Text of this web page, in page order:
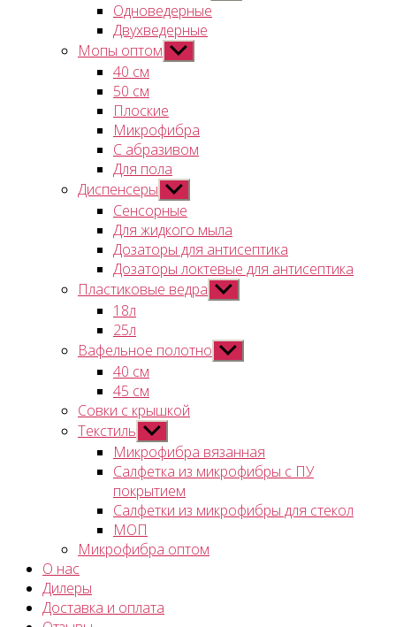
подменю
Одноведерные
Двухведерные
Мопы оптом Показывать
подменю
40 см
50 см
Плоские
Микрофибра
С абразивом
Для пола
Диспенсеры Показывать
подменю
Сенсорные
Для жидкого мыла
Дозаторы для антисептика
Дозаторы локтевые для антисептика
Пластиковые ведра Показывать
подменю
18л
25л
Вафельное полотно Показывать
подменю
40 см
45 см
Совки с крышкой
Текстиль Показывать
подменю
Микрофибра вязанная
Салфетка из микрофибры с ПУ
покрытием
Салфетки из микрофибры для стекол
МОП
Микрофибра оптом
О нас
Дилеры
Доставка и оплата